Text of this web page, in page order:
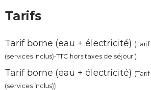
Tarifs
Tarif borne (eau + électricité)
(services inclus)-TTC hors taxes de séjour.)
Tarif borne (eau + électricité)
(services inclus))